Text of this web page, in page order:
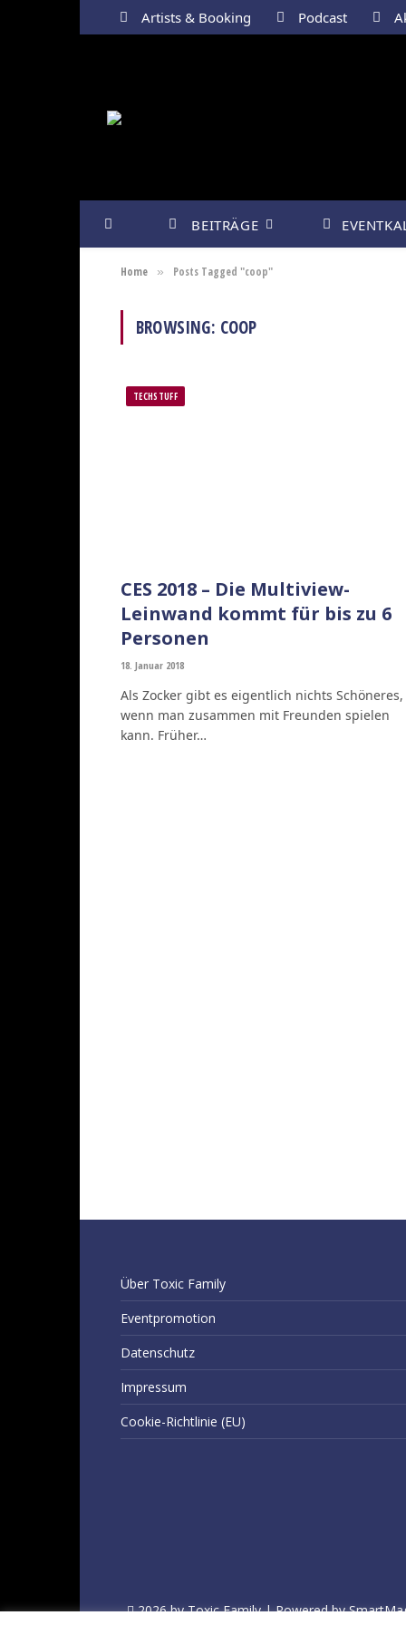
Artists & Booking Podcast
BEITRÄGE
Home » Posts Tagged "coop"
BROWSING: COOP
TECHSTUFF
CES 2018 – Die Multiview-
Leinwand kommt für bis zu 6
Personen
18. Januar 2018
Als Zocker gibt es eigentlich nichts Schöneres,
wenn man zusammen mit Freunden spielen
kann. Früher…
Über Toxic Family
Eventpromotion
Datenschutz
Impressum
Cookie-Richtlinie (EU)
2026 by Toxic Family | Powered by